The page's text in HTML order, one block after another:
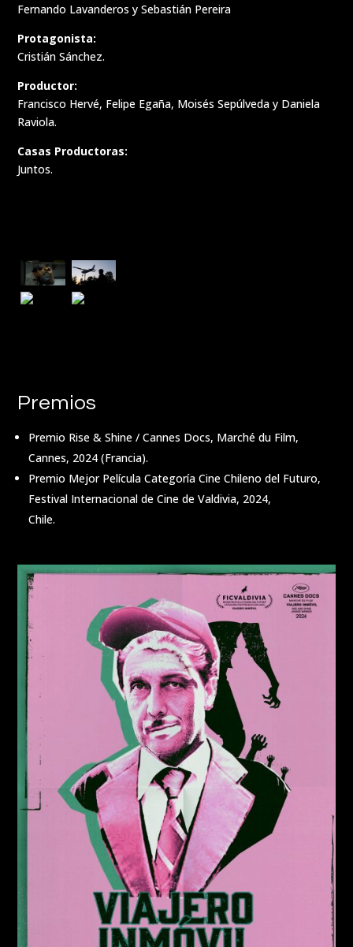
Fernando Lavanderos y Sebastián Pereira
Protagonista:
Cristián Sánchez.
Productor:
Francisco Hervé, Felipe Egaña, Moisés Sepúlveda y Daniela
Raviola.
Casas Productoras:
Juntos.
Premios
Premio Rise & Shine / Cannes Docs, Marché du Film,
Cannes, 2024 (Francia).
Premio Mejor Película Categoría Cine Chileno del Futuro,
Festival Internacional de Cine de Valdivia, 2024,
Chile.